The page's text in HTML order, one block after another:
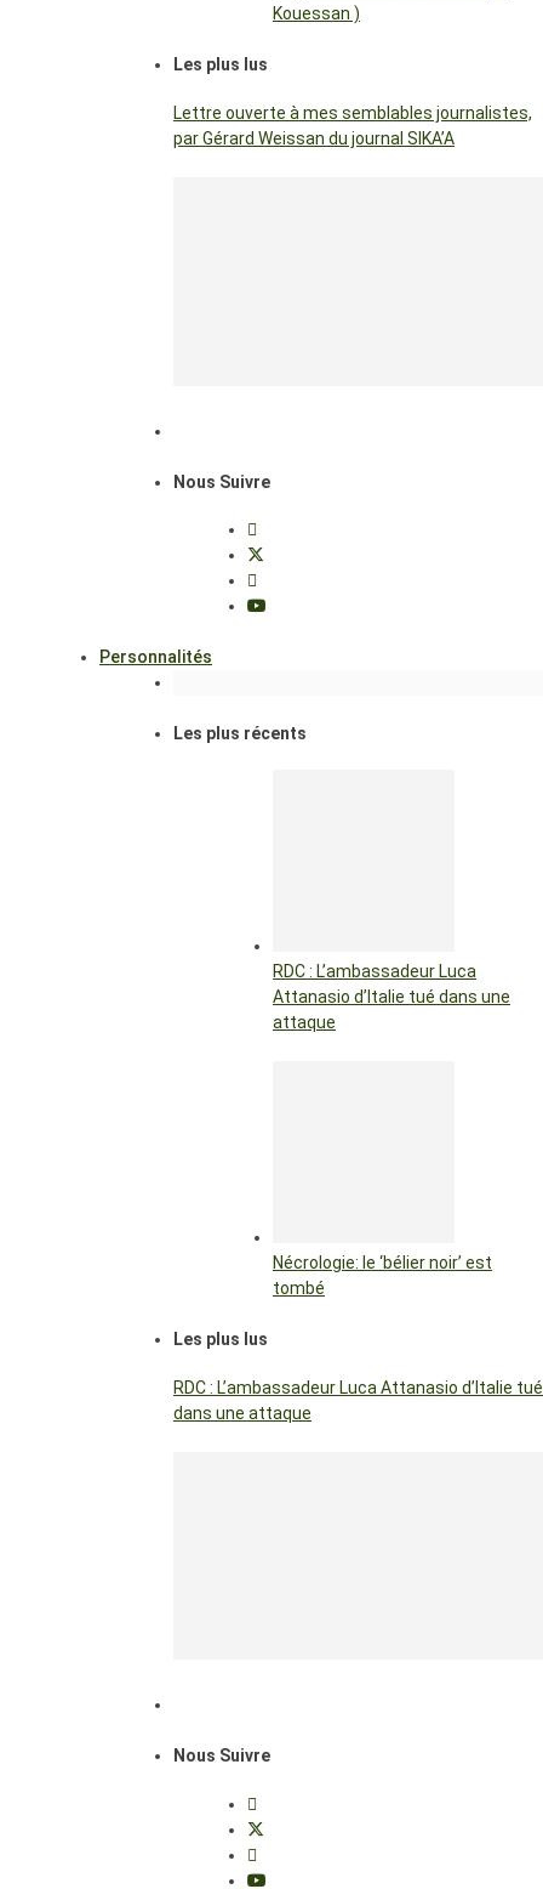
Kouessan )
Les plus lus
Lettre ouverte à mes semblables journalistes,
par Gérard Weissan du journal SIKA’A
Nous Suivre
Personnalités
Les plus récents
RDC : L’ambassadeur Luca
Attanasio d’Italie tué dans une
attaque
Nécrologie: le ‘bélier noir’ est
tombé
Les plus lus
RDC : L’ambassadeur Luca Attanasio d’Italie tué
dans une attaque
Nous Suivre